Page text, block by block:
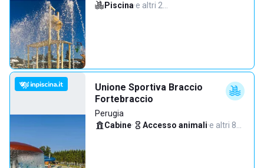
Piscina·e altri 2…
Unione Sportiva Braccio
Fortebraccio
Perugia
Cabine· Accesso animali·e altri 8…